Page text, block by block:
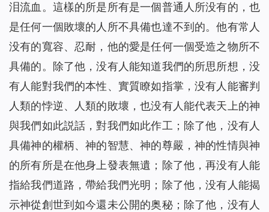
泪流血。這樣的所是所有是一個普通人所没有的，也
是任何一個敗壞的人所不具備也達不到的。他有常人
没有的寬容、忍耐，他的愛是任何一個受造之物所不
具備的。除了他，没有人能知道我們的所思所想，没
有人能對我們的本性、實質瞭如指掌，没有人能審判
人類的悖逆、人類的敗壞，也没有人能代表天上的神
與我們如此説話，對我們如此作工；除了他，没有人
具備神的權柄、神的智慧、神的尊嚴，神的性情與神
的所有所是在他身上發表無遺；除了他，再没有人能
指給我們道路，帶給我們光明；除了他，没有人能揭
示神從創世到如今還未公開的奥秘；除了他，没有人